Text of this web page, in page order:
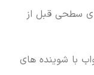
سطحی قبل از
شوینده های